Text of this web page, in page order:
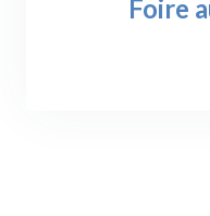
Foire